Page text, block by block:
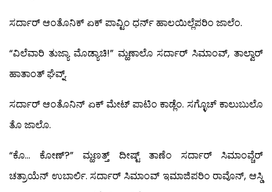
ಸರ್ದಾರ್ ಆಂತೊನಿಕ್ ಏಕ್ ಪಾವ್ಟಿಂ ಧರ್ನ್ ಹಾಲಯಿಲ್ಲೆಪರಿಂ ಜಾಲೆಂ.
“ವಿಲೆವಾರಿ ತುಜ್ಯಾ ಮೊಡ್ಯಾಚಿ!” ಮ್ಹಣಾಲೊ ಸರ್ದಾರ್ ಸಿಮಾಂವ್, ತಾಲ್ವಾರ್
ಹಾತಾಂತ್ ಘೆವ್ನ್.
ಸರ್ದಾರ್ ಆಂತೊನಿನ್ ಏಕ್ ಮೇಟ್ ಪಾಟಿಂ ಕಾಡ್ಲೆಂ. ಸಗ್ಳೊಚ್ ಕಾಲುಬುಲೊ
ತೊ ಜಾಲೊ.
“ಕೊ… ಕೋಣ್?” ಮ್ಹಣತ್ತ್ ದೀಷ್ಟ್ ತಾಣೆಂ ಸರ್ದಾರ್ ಸಿಮಾಂವ್ಚೆರ್
ಚತ್ರಾಯೆನ್ ಉಬಾರ್ಲಿ. ಸರ್ದಾರ್ ಸಿಮಾಂವ್ ಇಮಾಜಿಪರಿಂ ರಾವೊನ್, ಆಸ್ಡಿ